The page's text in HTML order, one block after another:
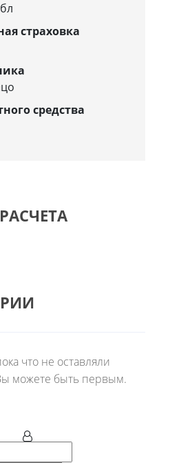
страховка
средства
что не оставляли
можете быть первым.